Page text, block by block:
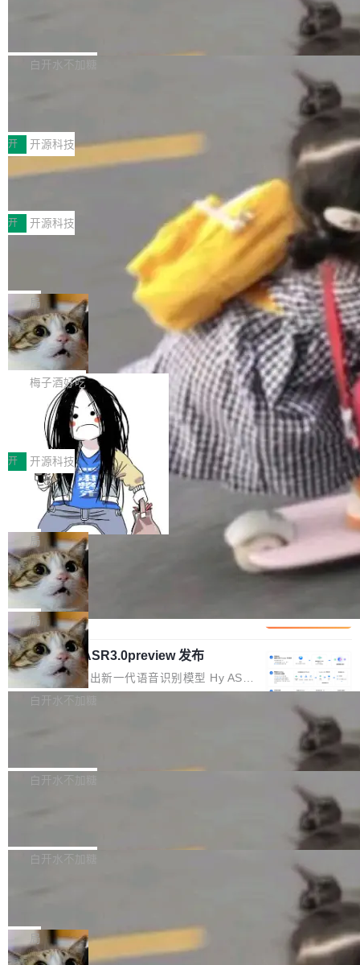
个主 agent 循环，外加一组后台 agent。这些后
库，并将作为transport接入Mooncake TENT。
MPComm将作为一种传输引擎接入Mooncake T
ENT，实现零拷贝传输性能提升30%、非零拷贝
传输性能最高提升5倍。UCL-MPComm底层基
于自研UCL-Engine通信引擎，后续腾讯网平将
持续开源更多基于UCL-Engine的高性能通信组
件。 腾讯网平团队在UCL-MPComm中实现了一
个独立于业务线程的全局通信引擎（Engine），
白开水不加糖
型案例入选名单》，深信服“面向企业研发场景的
开源 AI 编程平台 CoStrict 应用”凭借卓越的技术
创新与落地成效成功入选。 全链路私有化部署，
助力企业AI研发安全落地 当前，越来越多企业已
经开始引入 AI Coding 工具，通过调用公有云模
型或企业内部部署模型提升研发效率。但随着 AI
Coding 从个人辅助工具逐步走向团队级、组织
级应用，企业在规模化落地过程中，对安全性、
可控性和代码质量提出了更高要求。 首先是数据
安全与合规要求。对于大多数普通研发场景，公
有云模型能够满足快速试用和效率提升的需求。
但对于金融、能源、医疗等对数据安全要求较...
开 开源科技
深信服AI算力网关入选工信部人工智能
前不久，工业和信息化部正式发布《2025年人工
智能应用典型案例名单》，集中展示人工智能在
各领域的应用成果，覆盖技术底座、行业赋能、
产品应用、支撑保障、专题等五大方向。深信服
AI算力网关（AI创新平台）成功入选！ 随着各行
各业的Agent走向规模化建设，算力构成形态逐
渐丰富，用户关注的重点也在发生变化：不只是
让AI用起来，还要进一步看清混合算力时代下，
Token花在哪里、算力是否被充分利用，以及持
续增长的AI成本该如何优化。 深信服AI算力网关
正是围绕这些实际问题，从Token治理和成本治
理两个方面，让用户的每一份算力都看得清、管
得住、用得稳、省得下、更安全！ 一、从现在开
始，Token使用一目...
开 开源科技
Jeff Dean 离开 Google：一个时代的结
束，一个实验室的开始
Google 员工编号 20。MapReduce 作者之一。
Bigtable 作者之一。TensorFlow 的作者之一。
Gemini 的架构师。Google 首席科学家。 Jeff D
ean 在 Google 工作了 27 年后，宣布离职。 他
不是一个人走。一同离开的还有 Sanjay Ghema
wat（Google 员工编号 23，Jeff Dean 二十多
年的编程搭档，MapReduce 和 Bigtable 的共同
作者）、Quoc Le（Google 大脑核心成员，Se
q2Seq 和 DocAI 的共同发明人）以及 Oriol Vin
yals（Gemini 联合负责人，AlphaSta...
局
🔥 SolonCode v2026.8.4 发布：界面
字体可调、22 种语言、记忆搜索增强
打开终端就能上岗的全中文编码智能体，这一轮
把「看得清、用母语、记得住」三件事一次补
齐。 SolonCode 是什么 SolonCode 是杭州无
耳科技研发的企业级终端编码智能体——一位全
中文驱动的数字员工，自主理解需求、规划步
骤、编写代码。不挑模型、不挑平台，curl 一行
装完即用。 开源地址：Gitee · GitCode · GitHu
b 安装 支持 Java 8+（8~26）、macOS / Linu
x / Windows / Harmony PC。 # macOS / Linu
x / Harmony PC curl -fsSL https://solon.noea
r.org/solon...
梅子酒好吃
让“代码语义理解”深度释放AI Coding
价值潜能：华为云码道（CodeArts）
代码仓技术解析
一、代码仓深度理解技术的作用与价值 在软件工
程实践中，代码仓是企业核心知识资产的主要载
体。企业级代码仓库通常包含数十万乃至数百万
个文件，其规模远超单次模型调用可承载的上下
文窗口。随着项目规模的持续扩张与代码历史的
不断累积，代码仓中的模块关系、接口契约、业
务逻辑等关键信息往往分散于数十乃至数百个文
件之中，形成高度复杂的知识关联网络。传统的
代码检索手段（如关键词匹配、目录遍历）仅能
在语法层面完成文本定位，难以触及代码的语义
内涵与结构关联，导致开发者使用代码智能体在
理解大规模代码仓时面临显著"代码仓理解"瓶
颈。 代码仓深度理解服务（以下简称" CodeBas
e深度理解服务"）是华为云码道（CodeA...
开 开源科技
一条“删库”命令跑 17 小时，算法工程
师删光 89TB 数据只为干私活
最高人民检察院8月4日公布了一起案件：北京一
名90后算法工程师王某，为了给自己接的私活腾
服务器空间，删光了公司AI游戏部门的全部核心
数据。 王某2024年1月入职东城区某科技公司AI
短剧部门，有互联网大厂背景。在公司内部架构
调整期间，部门三次通知全员将数据从A集群迁
移到B集群，王某都回复了"收到"。 他没有迁移
数据。2024年9月3日下午4点，他使用此前登录
的账号密码进入A集群，输入了一条被程序员圈
称为"删库跑路"的命令——最高管理员权限、无
自研的多个文生3D和...
局
Cloudflare 分享推理优化实践：KV ca
che 量化 + 权重压缩，吞吐量提升 4
1%，成本降 30%
Kimi 和 GLM 是当前最强的大模型系列之一，但
它们有一个共同的问题：太吃显存了。月之暗面
的 Kimi K 系列和智谱的 GLM 都是长上下文、M
oE 架构的大模型，好用到让人上瘾，但 GPU 显
存永远不够用。 Cloudflare 的 Workers AI 团队
一直在跑这些模型的推理。他们在官方博客上发
整性保护。效果是：吞吐量提升 41%，每 token
局
腾讯混元 Hy ASR3.0preview 发布
腾讯混元正式推出新一代语音识别模型 Hy ASR
3.0preview。基于最新一代大语言模型 Hy3 的
让语音识别不再只是听清，而是真正听懂。通过
w 不要求标准普通话，方言识别覆盖粤语、吴语
白开水不加糖
新和少量网页兼容性修复版本。 Changes/fixe
容提供的字体时出现的几个问题 为避免音频加
质的最低采样率）的音频格式将被拒绝 修复了 C
SS 圆角虚线样式中可能存在的问题 如果表单中
白开水不加糖
发布的 Release Notes，他利用 AI 工具（如 Co
最强的若干项。对于尚未正式发版的 PG 19，则
通过拉取过去一年内（从 PG 18 Beta1 时间点
白开水不加糖
维护工作一直与我的日常工作、家务、社交生活
和休闲娱乐竞争时间。" 这是 libexpat 维护者 S
局